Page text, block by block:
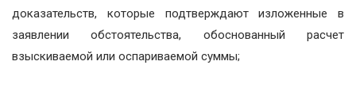
доказательств, которые подтверждают изложенные в
заявлении обстоятельства, обоснованный расчет
взыскиваемой или оспариваемой суммы;